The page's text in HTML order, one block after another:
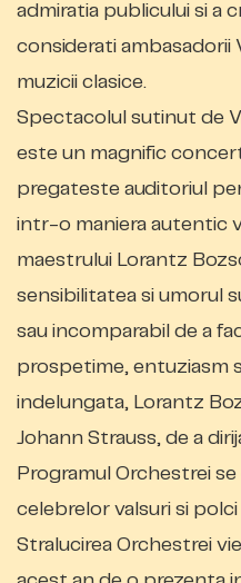
admiratia publicului si a
considerati ambasadorii
muzicii clasice.
Spectacolul sutinut de
este un magnific
pregateste auditoriul
intr-o maniera autentic
maestrului Lorantz
sensibilitatea si umorul
sau incomparabil de a
prospetime, entuziasm
indelungata, Lorantz
Johann Strauss, de a
Programul Orchestrei se
celebrelor valsuri si
Stralucirea Orchestrei